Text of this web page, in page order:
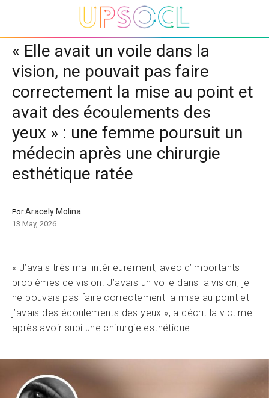
« Elle avait un voile dans la
vision, ne pouvait pas faire
correctement la mise au point et
avait des écoulements des
yeux » : une femme poursuit un
médecin après une chirurgie
esthétique ratée
PorAracely Molina
13 May, 2026
« J’avais très mal intérieurement, avec d’importants
problèmes de vision. J’avais un voile dans la vision, je
ne pouvais pas faire correctement la mise au point et
j’avais des écoulements des yeux », a décrit la victime
après avoir subi une chirurgie esthétique.